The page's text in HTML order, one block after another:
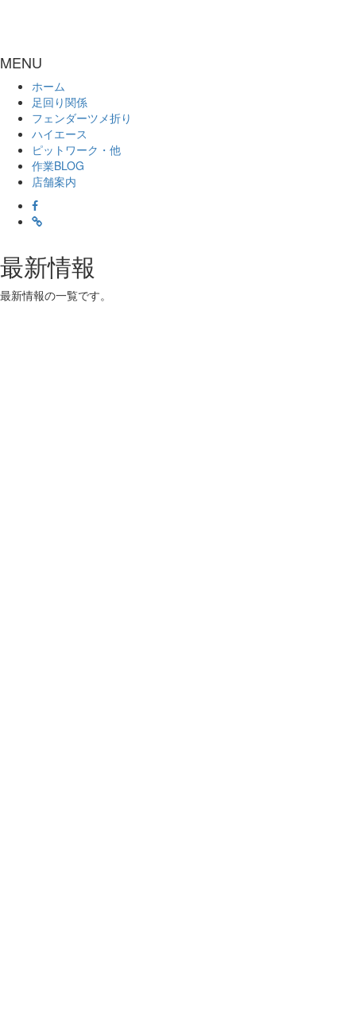
MENU
ホーム
足回り関係
フェンダーツメ折り
ハイエース
ピットワーク・他
作業BLOG
店舗案内
最新情報
最新情報の一覧です。